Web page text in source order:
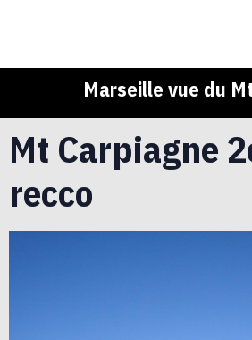
Marseille vue du
Mt Carpiagne
recco